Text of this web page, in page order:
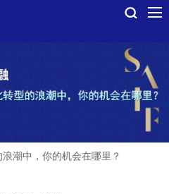
潮中，你的机会在哪里？